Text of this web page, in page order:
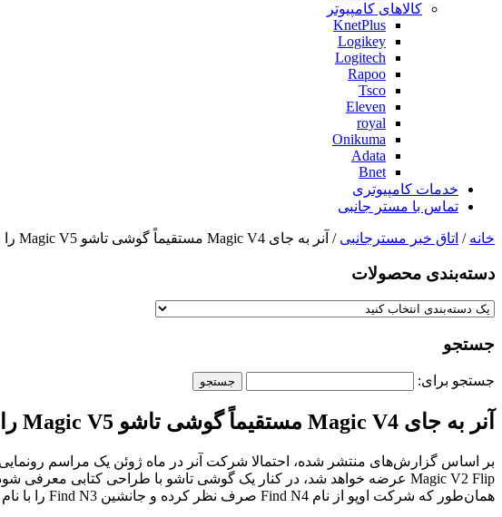
کالاهای کامپیوتر
KnetPlus
Logikey
Logitech
Rapoo
Tsco
Eleven
royal
Onikuma
Adata
Bnet
خدمات کامپیوتری
تماس با مستر جانبی
خانه / اتاق خبر مسترجانبی / آنر به جای Magic V4 مستقیماً گوشی تاشو Magic V5 را معرفی می‌کند
دسته‌بندی‌ محصولات
جستجو
جستجو برای:
آنر به جای Magic V4 مستقیماً گوشی تاشو Magic V5 را معرفی می‌کند
بر اساس گزارش‌های منتشر شده، احتمالا شرکت آنر در ماه ژوئن یک مراسم رونمایی
همان‌طور که شرکت اوپو از نام Find N4 صرف نظر کرده و جانشین Find N3 را با نام Find N5 روانه بازار کرد، به نظر می‌رسد آنر نیز تصمیم گرفته تا از نام آنر Magic V4 صرف نظر کند.